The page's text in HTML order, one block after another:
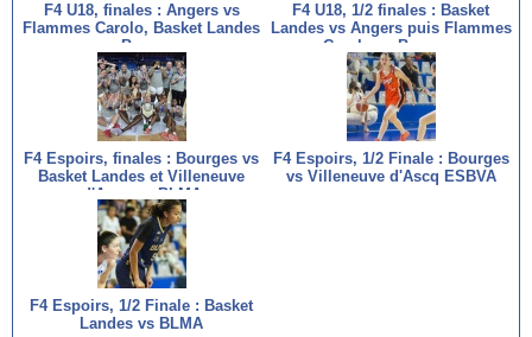
F4 U18, finales : Angers vs
Flammes Carolo, Basket Landes
vs Bourges
F4 U18, 1/2 finales : Basket
Landes vs Angers puis Flammes
Carolo vs Bourges
F4 Espoirs, finales : Bourges vs
Basket Landes et Villeneuve
d'Ascq vs BLMA
F4 Espoirs, 1/2 Finale : Bourges
vs Villeneuve d'Ascq ESBVA
F4 Espoirs, 1/2 Finale : Basket
Landes vs BLMA